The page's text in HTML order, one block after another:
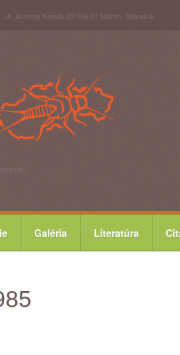
Ul. Andreja Kmeťa 20 036 01 Martin, Slovakia
Galéria Literatúra